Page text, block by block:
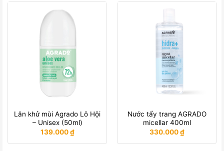
Lăn khử mùi Agrado Lô Hội
– Unisex (50ml)
139.000₫
Nước tẩy trang AGRADO
micellar 400ml
330.000₫